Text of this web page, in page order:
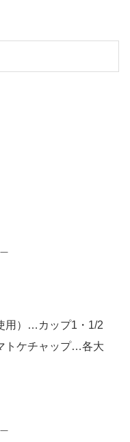
用）…カップ1・1/2
トケチャップ…各大